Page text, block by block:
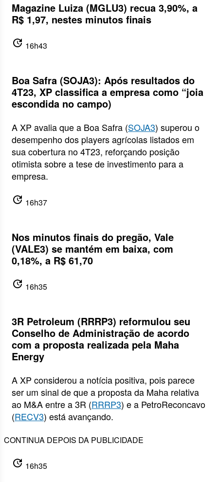
Magazine Luiza (MGLU3) recua 3,90%, a
R$ 1,97, nestes minutos finais
update 16h43
Boa Safra (SOJA3): Após resultados do
4T23, XP classifica a empresa como “joia
escondida no campo)
A XP avalia que a Boa Safra (SOJA3) superou o
desempenho dos players agrícolas listados em
sua cobertura no 4T23, reforçando posição
otimista sobre a tese de investimento para a
empresa.
update 16h37
Nos minutos finais do pregão, Vale
(VALE3) se mantém em baixa, com
0,18%, a R$ 61,70
update 16h35
3R Petroleum (RRRP3) reformulou seu
Conselho de Administração de acordo
com a proposta realizada pela Maha
Energy
A XP considerou a notícia positiva, pois parece
ser um sinal de que a proposta da Maha relativa
ao M&A entre a 3R (RRRP3) e a PetroReconcavo
(RECV3) está avançando.
CONTINUA DEPOIS DA PUBLICIDADE
update 16h35